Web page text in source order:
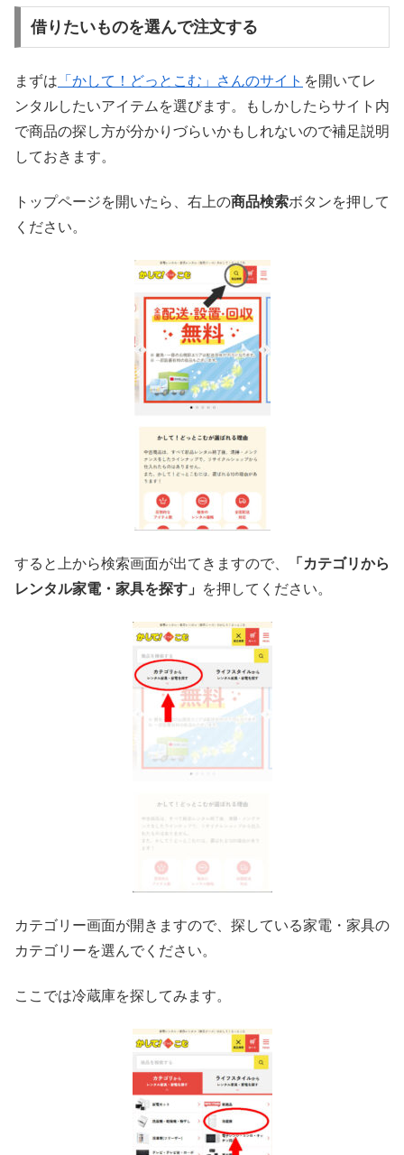
借りたいものを選んで注文する
まずは 「かして！どっとこむ」さんのサイト を開いてレ
ンタルしたいアイテムを選びます。もしかしたらサイト内
で商品の探し方が分かりづらいかもしれないので補足説明
しておきます。
トップページを開いたら、右上の商品検索ボタンを押して
ください。
すると上から検索画面が出てきますので、
「カテゴリから
レンタル家電・家具を探す」
を押してください。
カテゴリー画面が開きますので、探している家電・家具の
カテゴリーを選んでください。
ここでは冷蔵庫を探してみます。